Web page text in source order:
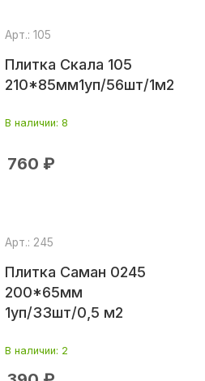
Плитка Скала 105
210*85мм1уп/56шт/1м2
Арт.: 105
В наличии: 8
760 ₽
Плитка Саман 0245
200*65мм
1уп/33шт/0,5 м2
Арт.: 245
В наличии: 2